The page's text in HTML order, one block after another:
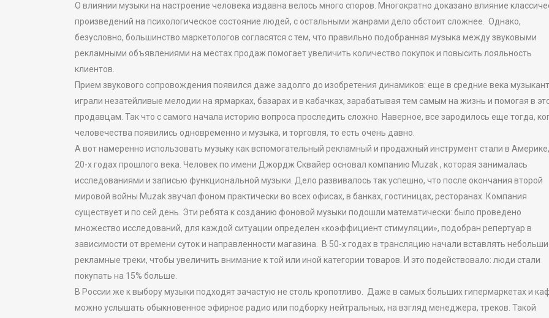
О влиянии музыки на настроение человека издавна велось много споров. Многократно доказано влияние
произведений на психологическое состояние людей, с остальными жанрами дело обстоит сложнее. Однако,
безусловно, большинство маркетологов согласятся с тем, что правильно подобранная музыка между звуковыми
рекламными объявлениями на местах продаж помогает увеличить количество покупок и повысить лояльность
клиентов.
Прием звукового сопровождения появился даже задолго до изобретения динамиков: еще в средние века
играли незатейливые мелодии на ярмарках, базарах и в кабачках, зарабатывая тем самым на жизнь и помогая в
продавцам. Так что с самого начала историю вопроса проследить сложно. Наверное, все зародилось еще тогда,
человечества появились одновременно и музыка, и торговля, то есть очень давно.
А вот намеренно использовать музыку как вспомогательный рекламный и продажный инструмент стали в
20-х годах прошлого века. Человек по имени Джордж Сквайер основал компанию Muzak , которая занималась
исследованиями и записью функциональной музыки. Дело развивалось так успешно, что после окончания второй
мировой войны Muzak звучал фоном практически во всех офисах, в банках, гостиницах, ресторанах. Компания
существует и по сей день. Эти ребята к созданию фоновой музыки подошли математически: было проведено
множество исследований, для каждой ситуации определен «коэффициент стимуляции», подобран репертуар в
зависимости от времени суток и направленности магазина. В 50-х годах в трансляцию начали вставлять
рекламные треки, чтобы увеличить внимание к той или иной категории товаров. И это подействовало: люди стали
покупать на 15% больше.
В России же к выбору музыки подходят зачастую не столь кропотливо. Даже в самых больших гипермаркетах и
можно услышать обыкновенное эфирное радио или подборку нейтральных, на взгляд менеджера, треков. Такой